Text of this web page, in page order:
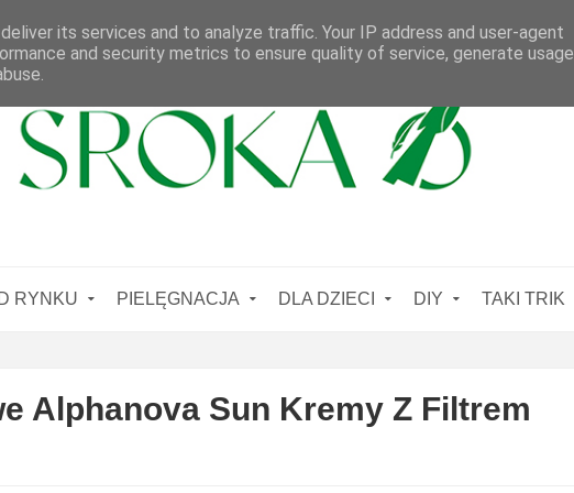
RYNKU PIELĘGNACJA DLA DZIECI DIY TAKI TRIK
Alphanova Sun Kremy Z Filtrem
its services and to analyze traffic. Your IP address and user-agent
and security metrics to ensure quality of service, generate usage